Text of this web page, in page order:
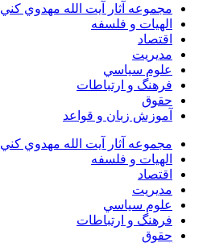
مجموعه آثار آيت الله مهدوي كني
الهیات و فلسفه
اقتصاد
مديريت
علوم سياسي
فرهنگ و ارتباطات
حقوق
آموزش زبان و قواعد
مجموعه آثار آيت الله مهدوي كني
الهیات و فلسفه
اقتصاد
مديريت
علوم سياسي
فرهنگ و ارتباطات
حقوق